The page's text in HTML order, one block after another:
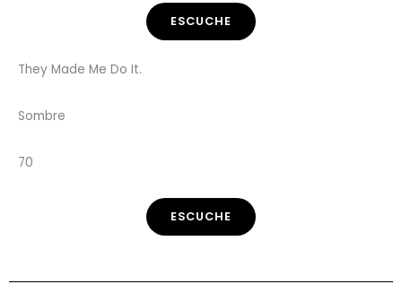
ESCUCHE
They Made Me Do It.
Sombre
70
ESCUCHE